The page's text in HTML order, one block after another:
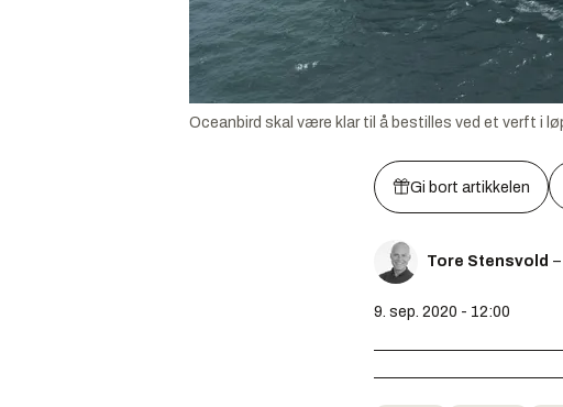
Oceanbird skal være klar til å bestilles ved et verft i
Gi bort artikkelen
Tore Stensvold
9. sep. 2020 - 12:00